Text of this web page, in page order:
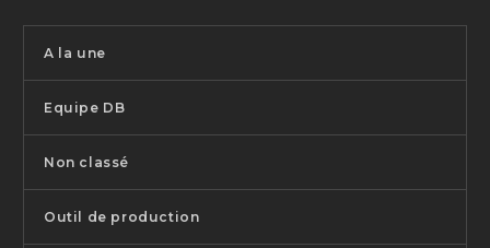
A la une
Equipe DB
Non classé
Outil de production